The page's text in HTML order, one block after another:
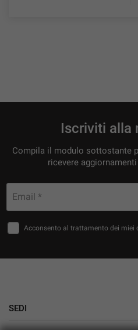
Iscriviti alla
Compila il modulo sottostante
ricevere
Email *
Acconsento al trattamento dei
SEDI
Showroom Auto Nuove e Usate